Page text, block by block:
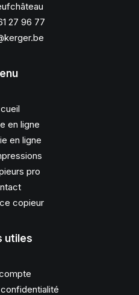
27 96 77
en ligne
en ligne
pro
copieur
utiles